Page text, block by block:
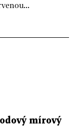
mírový